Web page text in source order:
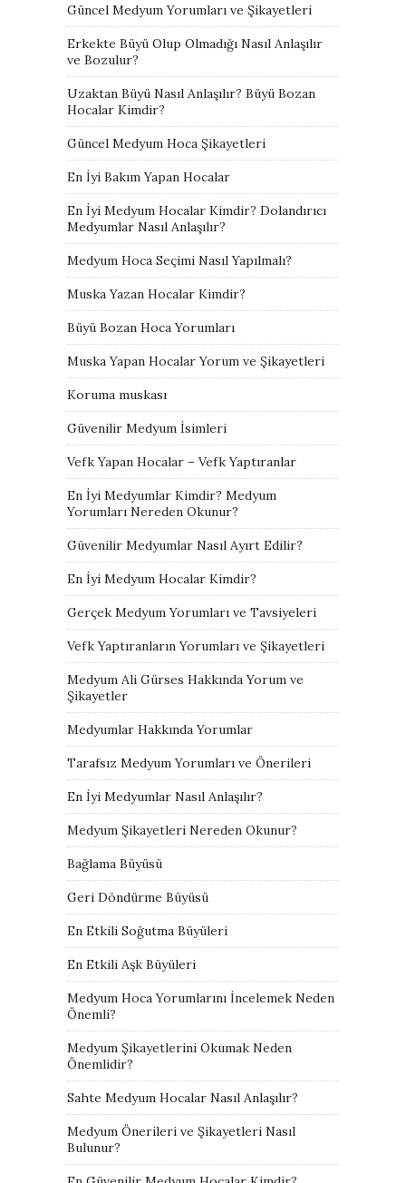
Güncel Medyum Yorumları ve Şikayetleri
Erkekte Büyü Olup Olmadığı Nasıl Anlaşılır
ve Bozulur?
Uzaktan Büyü Nasıl Anlaşılır? Büyü Bozan
Hocalar Kimdir?
Güncel Medyum Hoca Şikayetleri
En İyi Bakım Yapan Hocalar
En İyi Medyum Hocalar Kimdir? Dolandırıcı
Medyumlar Nasıl Anlaşılır?
Medyum Hoca Seçimi Nasıl Yapılmalı?
Muska Yazan Hocalar Kimdir?
Büyü Bozan Hoca Yorumları
Muska Yapan Hocalar Yorum ve Şikayetleri
Koruma muskası
Güvenilir Medyum İsimleri
Vefk Yapan Hocalar – Vefk Yaptıranlar
En İyi Medyumlar Kimdir? Medyum
Yorumları Nereden Okunur?
Güvenilir Medyumlar Nasıl Ayırt Edilir?
En İyi Medyum Hocalar Kimdir?
Gerçek Medyum Yorumları ve Tavsiyeleri
Vefk Yaptıranların Yorumları ve Şikayetleri
Medyum Ali Gürses Hakkında Yorum ve
Şikayetler
Medyumlar Hakkında Yorumlar
Tarafsız Medyum Yorumları ve Önerileri
En İyi Medyumlar Nasıl Anlaşılır?
Medyum Şikayetleri Nereden Okunur?
Bağlama Büyüsü
Geri Döndürme Büyüsü
En Etkili Soğutma Büyüleri
En Etkili Aşk Büyüleri
Medyum Hoca Yorumlarını İncelemek Neden
Önemli?
Medyum Şikayetlerini Okumak Neden
Önemlidir?
Sahte Medyum Hocalar Nasıl Anlaşılır?
Medyum Önerileri ve Şikayetleri Nasıl
Bulunur?